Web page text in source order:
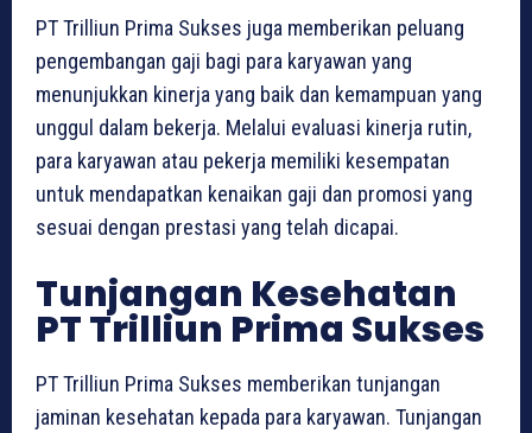
PT Trilliun Prima Sukses juga memberikan peluang
pengembangan gaji bagi para karyawan yang
menunjukkan kinerja yang baik dan kemampuan yang
unggul dalam bekerja. Melalui evaluasi kinerja rutin,
para karyawan atau pekerja memiliki kesempatan
untuk mendapatkan kenaikan gaji dan promosi yang
sesuai dengan prestasi yang telah dicapai.
Tunjangan Kesehatan
PT Trilliun Prima Sukses
PT Trilliun Prima Sukses memberikan tunjangan
jaminan kesehatan kepada para karyawan. Tunjangan